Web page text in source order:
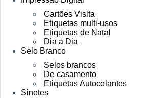
Cartões Visita
Etiquetas multi-usos
Etiquetas de Natal
Dia a Dia
Selo Branco
Selos brancos
De casamento
Etiquetas Autocolantes
Sinetes